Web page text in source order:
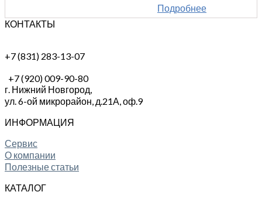
Подробнее
КОНТАКТЫ
+7 (831) 283-13-07
+7 (920) 009-90-80
г. Нижний Новгород,
ул. 6-ой микрорайон, д.21А, оф.9
ИНФОРМАЦИЯ
Сервис
О компании
Полезные статьи
КАТАЛОГ